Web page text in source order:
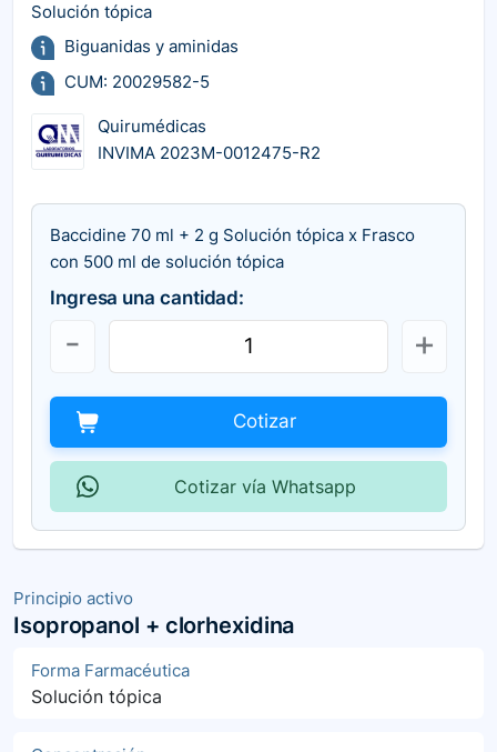
Principio activo
Isopropanol + clorhexidina
Forma Farmacéutica
Solución tópica
Solución tópica
Biguanidas y aminidas
CUM: 20029582-5
Quirumédicas
INVIMA 2023M-0012475-R2
Baccidine 70 ml + 2 g Solución tópica x Frasco
con 500 ml de solución tópica
Ingresa una cantidad:
Cotizar
Cotizar vía Whatsapp